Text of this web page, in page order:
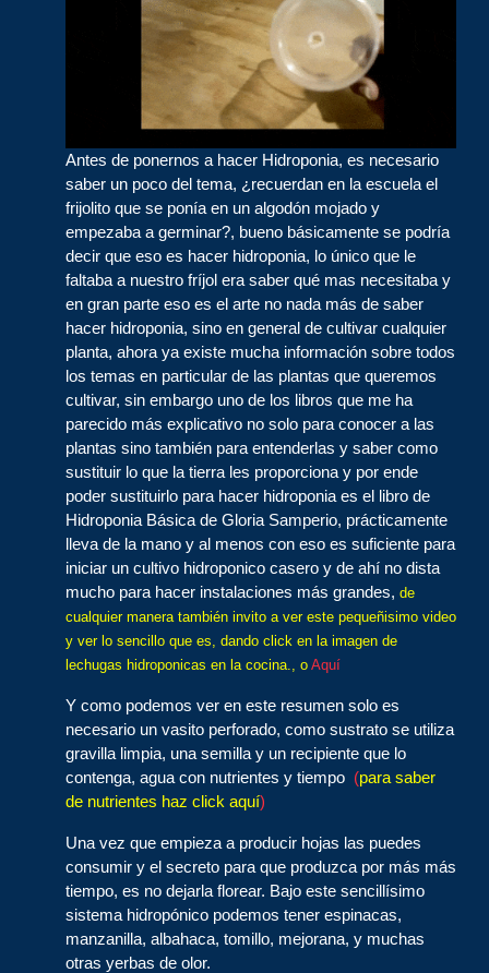
Antes de ponernos a hacer Hidroponia, es necesario
saber un poco del tema, ¿recuerdan en la escuela el
frijolito que se ponía en un algodón mojado y
empezaba a germinar?, bueno básicamente se podría
decir que eso es hacer hidroponia, lo único que le
faltaba a nuestro fríjol era saber qué mas necesitaba y
en gran parte eso es el arte no nada más de saber
hacer hidroponia, sino en general de cultivar cualquier
planta, ahora ya existe mucha información sobre todos
los temas en particular de las plantas que queremos
cultivar, sin embargo uno de los libros que me ha
parecido más explicativo no solo para conocer a las
plantas sino también para entenderlas y saber como
sustituir lo que la tierra les proporciona y por ende
poder sustituirlo para hacer hidroponia es el libro de
Hidroponia Básica de Gloria Samperio, prácticamente
lleva de la mano y al menos con eso es suficiente para
iniciar un cultivo hidroponico casero y de ahí no dista
mucho para hacer instalaciones más grandes, de
cualquier manera también invito a ver este pequeñisimo video
y ver lo sencillo que es, dando click en la imagen de
lechugas hidroponicas en la cocina., o Aquí
Y como podemos ver en este resumen solo es
necesario un vasito perforado, como sustrato se utiliza
gravilla limpia, una semilla y un recipiente que lo
contenga, agua con nutrientes y tiempo (para saber
de nutrientes haz click aquí)
Una vez que empieza a producir hojas las puedes
consumir y el secreto para que produzca por más más
tiempo, es no dejarla florear. Bajo este sencillísimo
sistema hidropónico podemos tener espinacas,
manzanilla, albahaca, tomillo, mejorana, y muchas
otras yerbas de olor.